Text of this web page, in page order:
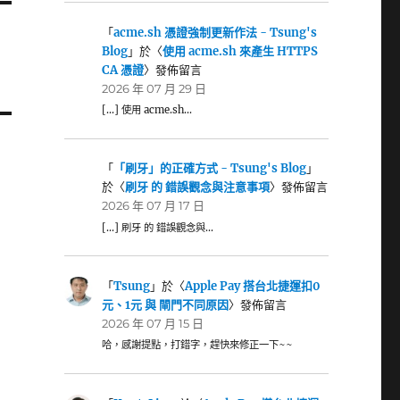
「acme.sh 憑證強制更新作法 - Tsung's
Blog」於〈使用 acme.sh 來產生 HTTPS
CA 憑證〉發佈留言
2026 年 07 月 29 日
[…] 使用 acme.sh…
「 「刷牙」的正確方式 - Tsung's Blog」
於〈刷牙 的 錯誤觀念與注意事項〉發佈留言
2026 年 07 月 17 日
[…] 刷牙 的 錯誤觀念與…
「Tsung」於〈Apple Pay 搭台北捷運扣0
元、1元 與 閘門不同原因〉發佈留言
2026 年 07 月 15 日
哈，感謝提點，打錯字，趕快來修正一下~~